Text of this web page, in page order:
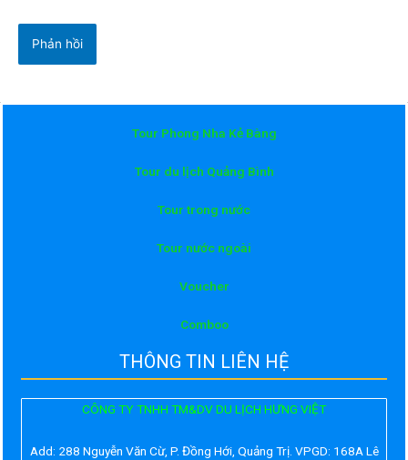
Tour Phong Nha Kẻ Bàng
Tour du lịch Quảng Bình
Tour trong nước
Tour nước ngoài
Voucher
Comboo
THÔNG TIN LIÊN HỆ
CÔNG TY TNHH TM&DV DU LỊCH HƯNG VIỆT
Add: 288 Nguyễn Văn Cừ, P. Đồng Hới, Quảng Trị. VPGD: 168A Lê